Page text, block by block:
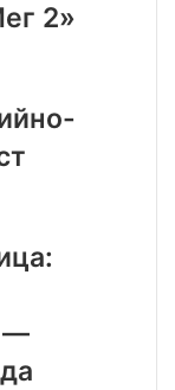
2»
—